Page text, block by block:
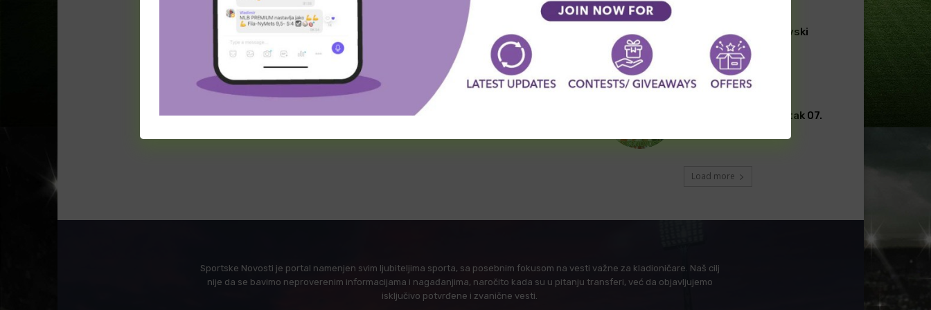
[Premium] Skandinavski
fudbal 08. Avgust
[PREMIUM] Latino kutak 07.
Load more
Sportske Novosti je portal namenjen svim ljubiteljima sporta, sa posebnim fokusom na vesti važne za kladioničare. Naš cilj
nije da se bavimo neproverenim informacijama i nagađanjima, naročito kada su u pitanju transferi, već da objavljujemo
isključivo potvrđene i zvanične vesti.